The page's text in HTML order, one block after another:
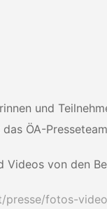
und
ÖA-
von den
presse/fotos-